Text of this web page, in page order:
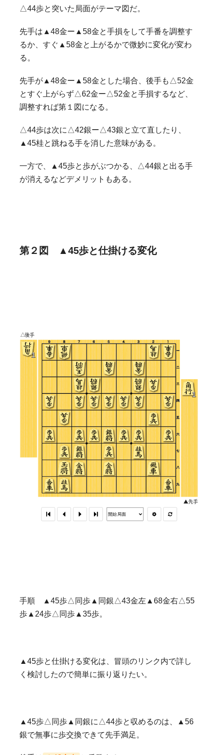
△44歩と突いた局面がテーマ図だ。
先手は▲48金ー▲58金と手損をして手番を調整す
るか、すぐ▲58金と上がるかで微妙に変化が変わ
る。
先手が▲48金ー▲58金とした場合、後手も△52金
とすぐ上がらず△62金ー△52金と手損するなど、
調整すれば第１図になる。
△44歩は次に△42銀ー△43銀と立て直したり、
▲45桂と跳ねる手を消した意味がある。
一方で、▲45歩と歩がぶつかる、△44銀と出る手
が消えるなどデメリットもある。
第２図 ▲45歩と仕掛ける変化
手順 ▲45歩△同歩▲同銀△43金左▲68金右△55
歩▲24歩△同歩▲35歩。
▲45歩と仕掛ける変化は、冒頭のリンク内で詳し
く検討したので簡単に振り返りたい。
▲45歩△同歩▲同銀に△44歩と収めるのは、▲56
銀で無事に歩交換できて先手満足。